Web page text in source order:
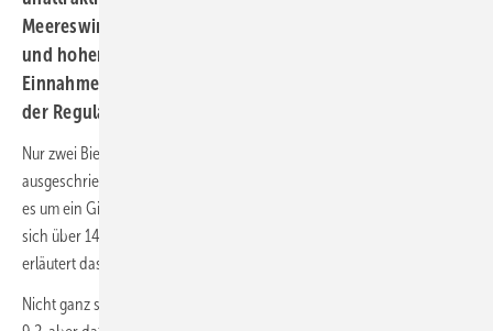
Meereswindkraft – vor allem wegen steigender Risiken
und hoher Investitionskosten, die reduzierten
Einnahmen gegenüberstehen würden. Eine Anpassung
der Regularien erscheint notwendig.
Nur zwei Bieter hatte überhaupt noch Interesse an der Ende Januar
ausgeschriebenen Fläche N-9.2 für Offshore-Windparks. Dabei ging
es um ein Gigawatt, also ein großes Stück vom Offshore-Kuchen, das
sich über 146 Quadratkilometer erstreckt. Der Offshore-Verband BWO
erläutert das Ergebnis im Rahmen einer Pressekonferenz.
Nicht ganz so nah an der Küste wie voran gegangene Projekte liegt N-